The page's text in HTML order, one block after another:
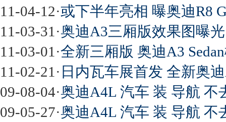
11-04-12·或下半年亮相 曝奥迪R8
11-03-31 ·奥迪A3三厢版效果图曝
11-03-01 ·全新三厢版 奥迪A3
11-02-21 · 日内瓦车展首发 全新奥
09-08-04·奥迪A4L 汽车 装 导航 不
09-05-27·奥迪A4L 汽车 装 导航 不